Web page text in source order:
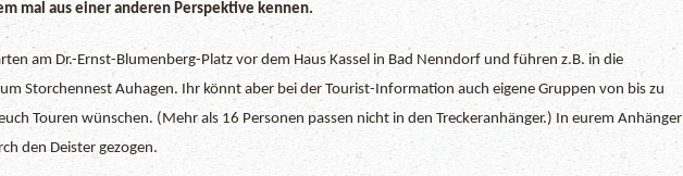
mal aus einer anderen Perspektive kennen.
am Dr.-Ernst-Blumenberg-Platz vor dem Haus Kassel in Bad Nenndorf und führen z.B. in die
Storchennest Auhagen. Ihr könnt aber bei der Tourist-Information auch eigene Gruppen von bis zu
Touren wünschen. (Mehr als 16 Personen passen nicht in den Treckeranhänger.) In eurem Anhänger
den Deister gezogen.